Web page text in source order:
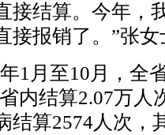
接结算。今年，
接报销了。”张女
1月至10月，全
内结算2.07万人
结算2574人次，